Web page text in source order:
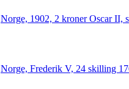
Norge, 1902, 2 kroner Oscar II,
Norge, Frederik V, 24 skilling